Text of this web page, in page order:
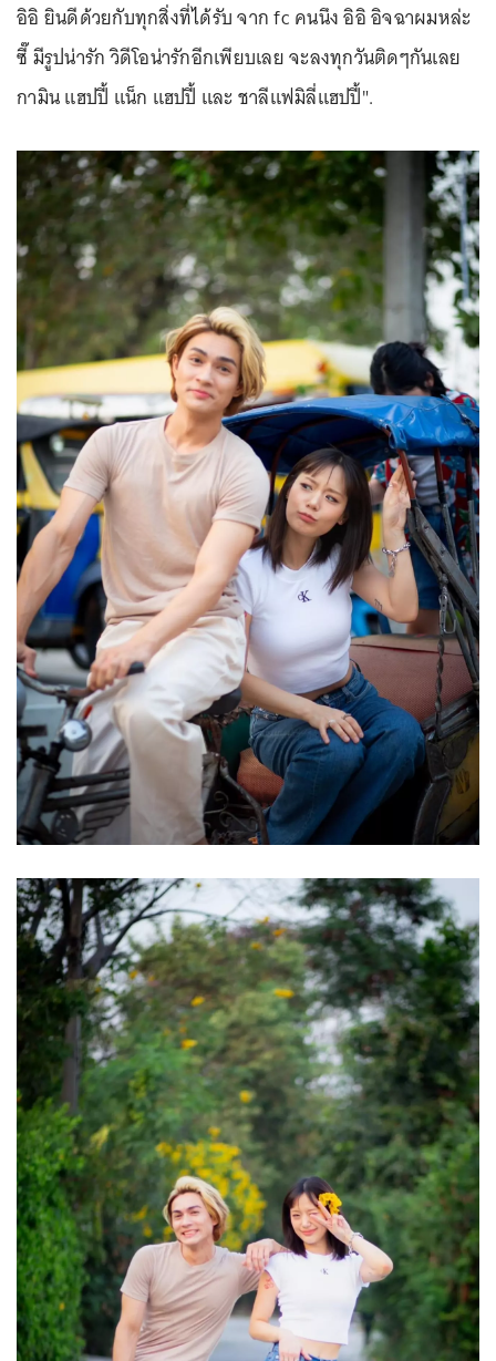
อิอิ ยินดีด้วยกับทุกสิ่งที่ได้รับ จาก fc คนนึง อิอิ อิจฉาผมหล่ะ
ซี๊ มีรูปน่ารัก วิดีโอน่ารักอีกเพียบเลย จะลงทุกวันติดๆกันเลย
กามิน แฮปปี้ แน็ก แฮปปี้ และ ชาลีแฟมิลี่แฮปปี้".